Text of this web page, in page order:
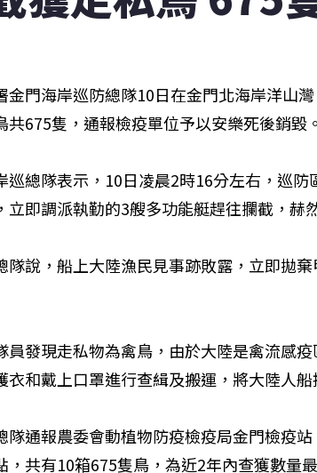
金門海岸巡防總隊10日在金門北海岸洋山
共675隻，通報檢疫單位予以安樂死後銷毀
巡總隊表示，10日凌晨2時16分左右，巡
立即調派執勤的3艘多功能艇趕往攔截，赫
隊說，船上大陸漁民見事跡敗露，立即拋
員發現走私物為禽鳥，由於大陸是禽流感
衣和戴上口罩進行查緝及搬運，將大陸人船
隊通報農委會動植物防疫檢疫局金門檢疫
，共有10箱675隻鳥，為近2年內查獲數量